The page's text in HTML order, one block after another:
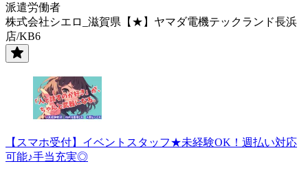
派遣労働者
株式会社シエロ_滋賀県【★】ヤマダ電機テックランド長浜
店/KB6
【スマホ受付】イベントスタッフ★未経験OK！週払い対応
可能♪手当充実◎